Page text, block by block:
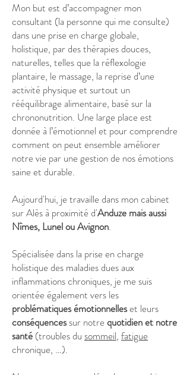
Mon but est d’accompagner mon
consultant (la personne qui me consulte)
dans une prise en charge globale,
holistique, par des thérapies douces,
naturelles, telles que la réflexologie
plantaire, le massage, la reprise d’une
activité physique et surtout un
rééquilibrage alimentaire, basé sur la
chrononutrition. Une large place est
donnée à l’émotionnel et pour comprendre
comment on peut ensemble améliorer
notre vie par une gestion de nos émotions
saine et durable.
Aujourd'hui, je travaille dans mon cabinet
sur Alès à proximité d'Anduze mais aussi
Nîmes, Lunel ou Avignon.
Spécialisée dans la prise en charge
holistique des maladies dues aux
inflammations chroniques, je me suis
orientée également vers les
problématiques émotionnelleset leurs
conséquencessur notrequotidien et notre
santé (troubles du sommeil, fatigue
chronique, …).